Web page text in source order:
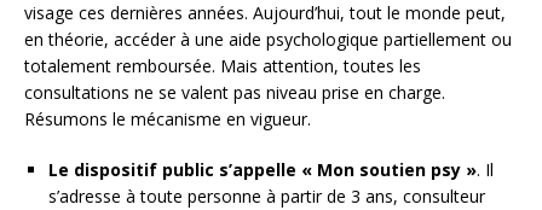
visage ces dernières années. Aujourd’hui, tout le monde peut,
en théorie, accéder à une aide psychologique partiellement ou
totalement remboursée. Mais attention, toutes les
consultations ne se valent pas niveau prise en charge.
Résumons le mécanisme en vigueur.
Le dispositif public s’appelle « Mon soutien psy ». Il
s’adresse à toute personne à partir de 3 ans, consulteur